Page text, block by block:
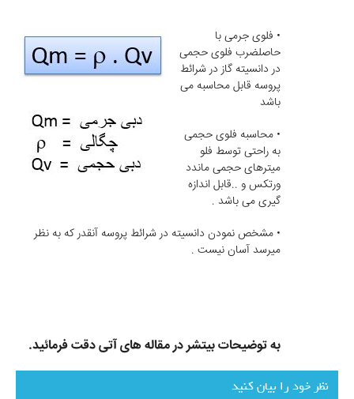
• فلوی جرمی با
حاصلضرب فلوی حجمی
در دانسیته گاز در شرائط
پروسه قابل محاسبه می
باشد
• محاسبه فلوی حجمی
به راحتی توسط فلو
میترهای حجمی ماندد
ورتکس و ..قابل اندازه
گیری می باشد .
• مشخص نمودن دانسیته در شرائط پروسه آنقدر که به نظر
میرسد آسان نیست .
به توضیحات بیتشر در مقاله های آتی دقت فرمائید.
نظر خود را بیان کنید